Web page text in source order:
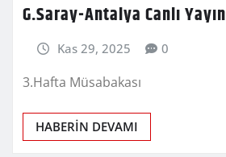
G.Saray-Antalya Canlı Yayın
Kas 29, 2025 0
3.Hafta Müsabakası
HABERİN DEVAMI